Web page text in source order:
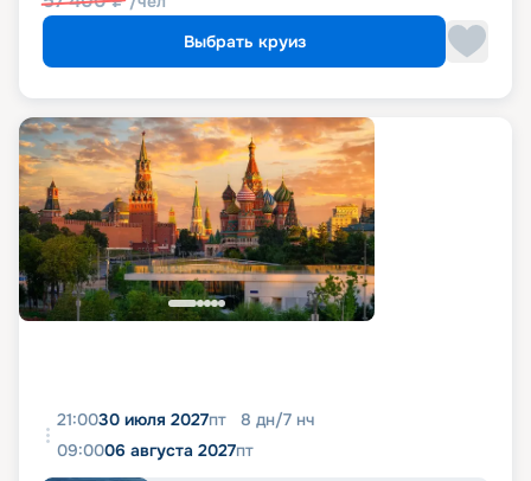
Выбрать круиз
21:0030 июля 2027пт 8 дн/7 нч
09:0006 августа 2027пт